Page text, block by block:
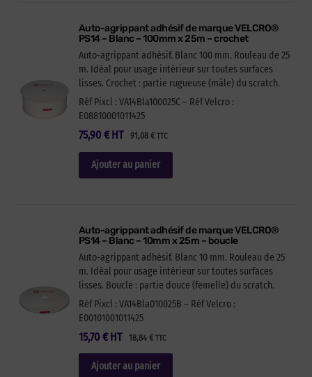
Auto-agrippant adhésif de marque VELCRO®
PS14 – Blanc – 100mm x 25m – crochet
Auto-agrippant adhésif. Blanc 100 mm. Rouleau de 25
m. Idéal pour usage intérieur sur toutes surfaces
lisses. Crochet : partie rugueuse (mâle) du scratch.
Réf Pixcl : VA14Bla100025C – Réf Velcro :
E08810001011425
75,90 € 91,08 €TTC
HT
Ajouter au panier
Auto-agrippant adhésif de marque VELCRO®
PS14 – Blanc – 10mm x 25m – boucle
Auto-agrippant adhésif. Blanc 10 mm. Rouleau de 25
m. Idéal pour usage intérieur sur toutes surfaces
lisses. Boucle : partie douce (femelle) du scratch.
Réf Pixcl : VA14Bla010025B – Réf Velcro :
E00101001011425
15,70 € 18,84 €TTC
HT
Ajouter au panier